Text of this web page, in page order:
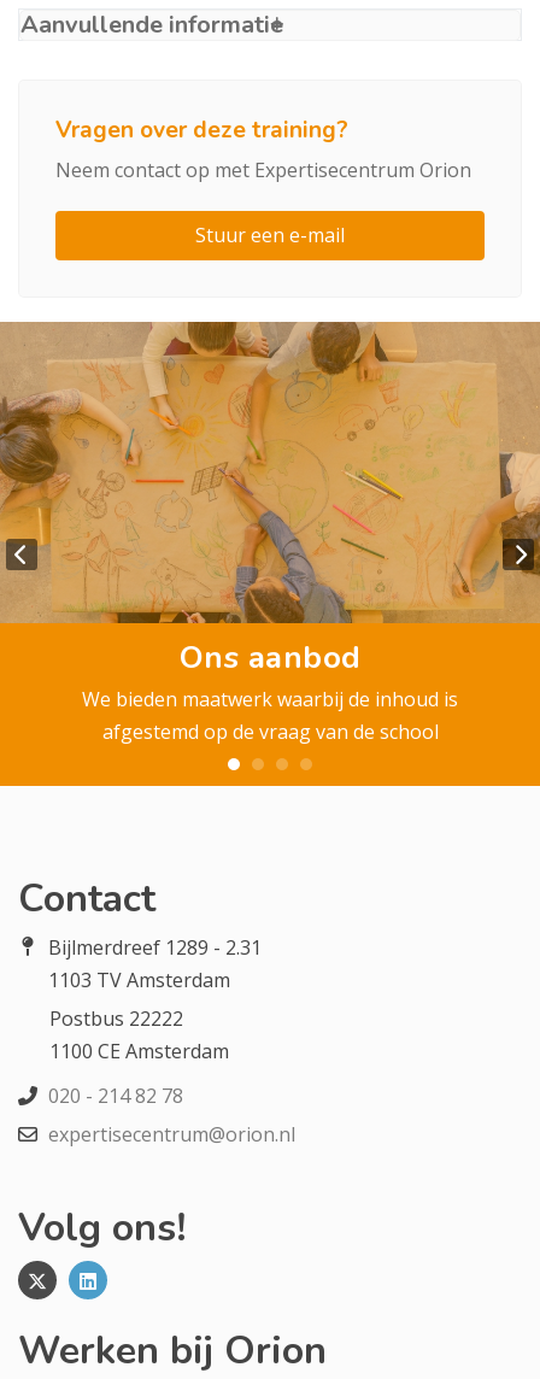
Aanvullende informatie
Vragen over deze training?
Neem contact op met Expertisecentrum Orion
Stuur een e-mail
Ons aanbod
We bieden maatwerk waarbij de inhoud is
afgestemd op de vraag van de school
Contact
Bijlmerdreef 1289 - 2.31
1103 TV Amsterdam
Postbus 22222
1100 CE Amsterdam
020 - 214 82 78
expertisecentrum@orion.nl
Volg ons!
Werken bij Orion